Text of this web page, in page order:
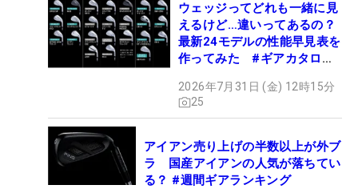
ウェッジってどれも一緒に見
えるけど…違いってあるの？
最新24モデルの性能早見表を
作ってみた #ギアカタログ
2026年7月31日 (金) 12時15分
25
アイアン売り上げの半数以上が外ブ
ラ 国産アイアンの人気が落ちてい
る？ #週間ギアランキング